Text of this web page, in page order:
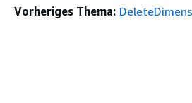
Vorheriges Thema: